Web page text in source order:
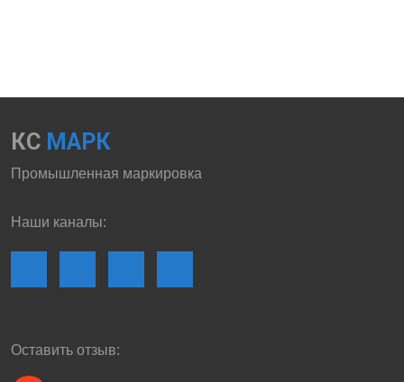
КС МАРК
Промышленная маркировка
Наши каналы:
Оставить отзыв: